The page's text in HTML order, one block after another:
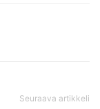
Seuraava artikkeli